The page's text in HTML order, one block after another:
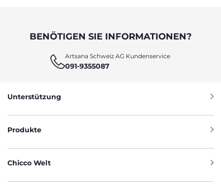
BENÖTIGEN SIE INFORMATIONEN?
Artsana Schweiz AG Kundenservice
091-9355087
Unterstützung
Produkte
Chicco Welt